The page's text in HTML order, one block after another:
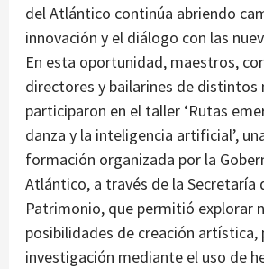
del Atlántico continúa abriendo
innovación y el diálogo con las
En esta oportunidad, maestros,
directores y bailarines de distintos
participaron en el taller ‘Rutas
danza y la inteligencia artificial’,
formación organizada por la
Atlántico, a través de la Secretaría
Patrimonio, que permitió explorar
posibilidades de creación artística,
investigación mediante el uso de